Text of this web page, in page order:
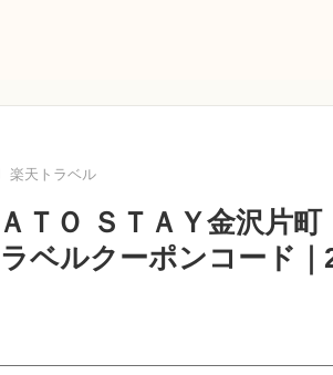
楽天トラベル
ＴＯ ＳＴＡＹ金沢片
ベルクーポンコード